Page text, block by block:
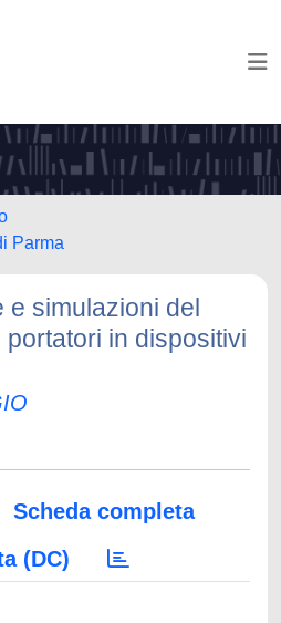
Parma
e simulazioni del
in dispositivi
Scheda completa
(DC)